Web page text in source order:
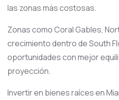
las zonas más costosas.
Zonas como Coral Gables,
crecimiento dentro de South
oportunidades con mejor
proyección.
Invertir en bienes raíces en